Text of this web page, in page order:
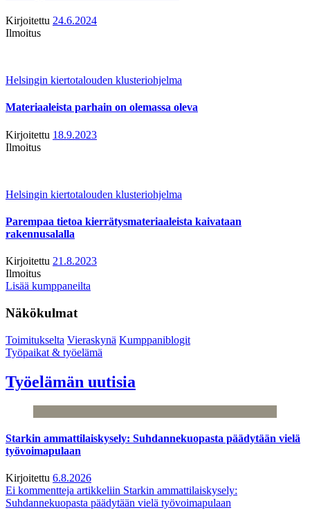
Kirjoitettu 24.6.2024
Ilmoitus
Helsingin kiertotalouden klusteriohjelma
Materiaaleista parhain on olemassa oleva
Kirjoitettu 18.9.2023
Ilmoitus
Helsingin kiertotalouden klusteriohjelma
Parempaa tietoa kierrätysmateriaaleista kaivataan
rakennusalalla
Kirjoitettu 21.8.2023
Ilmoitus
Lisää kumppaneilta
Näkökulmat
Toimitukselta Vieraskynä Kumppaniblogit
Työpaikat & työelämä
Työelämän uutisia
Starkin ammattilaiskysely: Suhdannekuopasta päädytään vielä
työvoimapulaan
Kirjoitettu 6.8.2026
Ei kommentteja artikkeliin Starkin ammattilaiskysely:
Suhdannekuopasta päädytään vielä työvoimapulaan